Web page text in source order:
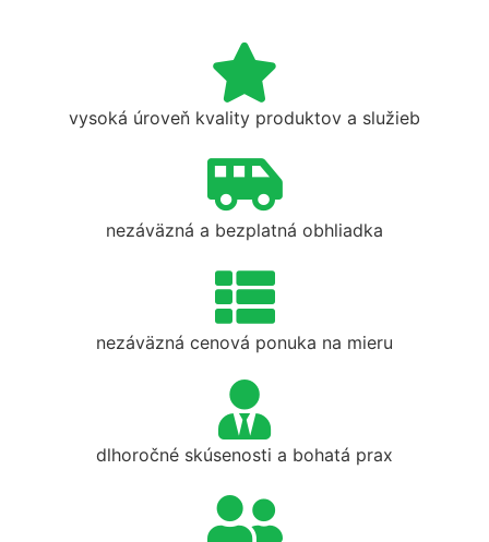
vysoká úroveň kvality produktov a služieb
nezáväzná a bezplatná obhliadka
nezáväzná cenová ponuka na mieru
dlhoročné skúsenosti a bohatá prax